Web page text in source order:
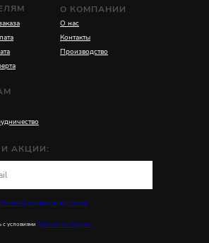
О КОМПАНИИ
О нас
Контакты
Производство
Политику конфиденциальности
с условиями Публичной оферты
АКЦИИ: